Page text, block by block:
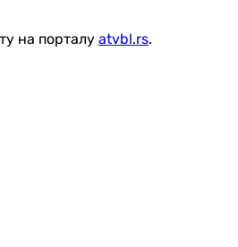
на порталу atvbl.rs.